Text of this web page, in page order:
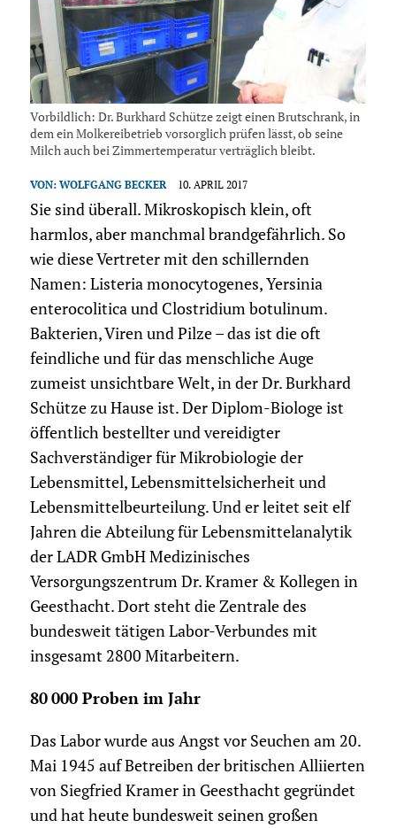
Vorbildlich: Dr. Burkhard Schütze zeigt einen Brutschrank, in
dem ein Molkereibetrieb vorsorglich prüfen lässt, ob seine
Milch auch bei Zimmertemperatur verträglich bleibt.
VON: WOLFGANG BECKER 10. APRIL 2017
Sie sind überall. Mikroskopisch klein, oft
harmlos, aber manchmal brandgefährlich. So
wie diese Vertreter mit den schillernden
Namen: Listeria monocytogenes, Yersinia
enterocolitica und Clostridium botulinum.
Bakterien, Viren und Pilze – das ist die oft
feindliche und für das menschliche Auge
zumeist unsichtbare Welt, in der Dr. Burkhard
Schütze zu Hause ist. Der Diplom-Biologe ist
öffentlich bestellter und vereidigter
Sachverständiger für Mikrobiologie der
Lebensmittel, Lebensmittelsicherheit und
Lebensmittelbeurteilung. Und er leitet seit elf
Jahren die Abteilung für Lebensmittelanalytik
der LADR GmbH Medizinisches
Versorgungszentrum Dr. Kramer & Kollegen in
Geesthacht. Dort steht die Zentrale des
bundesweit tätigen Labor-Verbundes mit
insgesamt 2800 Mitarbeitern.
80 000 Proben im Jahr
Das Labor wurde aus Angst vor Seuchen am 20.
Mai 1945 auf Betreiben der britischen Alliierten
von Siegfried Kramer in Geesthacht gegründet
und hat heute bundesweit seinen großen